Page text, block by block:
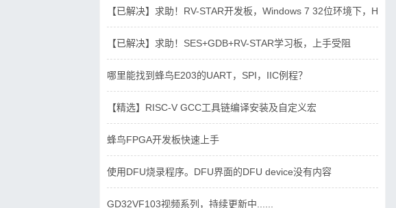
【已解决】求助！RV-STAR开发板，Windows 7 32位环境下，
【已解决】求助！SES+GDB+RV-STAR学习板，上手受阻
哪里能找到蜂鸟E203的UART，SPI，IIC例程？
【精选】RISC-V GCC工具链编译安装及自定义宏
蜂鸟FPGA开发板快速上手
使用DFU烧录程序。DFU界面的DFU device没有内容
GD32VF103视频系列，持续更新中......